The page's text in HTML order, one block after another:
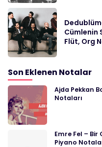
Cümlenin
Flüt, Org
Son Eklenen Notalar
Ajda Pekkan
Notaları
Emre Fel – Bir
Piyano